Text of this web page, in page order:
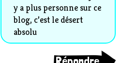
y a plus personne sur ce
blog, c’est le désert
absolu